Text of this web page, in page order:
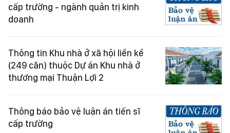
cấp trường - ngành quản trị kinh
doanh
Thông tin Khu nhà ở xã hội liền kề
(249 căn) thuộc Dự án Khu nhà ở
thương mại Thuận Lợi 2
Thông báo bảo vệ luận án tiến sĩ
cấp trường